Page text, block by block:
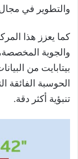
والتطوير في
كما يعزز هذا
بيتابايت من
الحوسبة الفائقة
تنبؤية أكثر دقة.